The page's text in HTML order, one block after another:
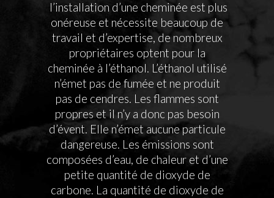
l’installation d’une cheminée est plus
onéreuse et nécessite beaucoup de
travail et d’expertise, de nombreux
propriétaires optent pour la
cheminée à l’éthanol. L’éthanol utilisé
n’émet pas de fumée et ne produit
pas de cendres. Les flammes sont
propres et il n’y a donc pas besoin
d’évent. Elle n’émet aucune particule
dangereuse. Les émissions sont
composées d’eau, de chaleur et d’une
petite quantité de dioxyde de
carbone. La quantité de dioxyde de